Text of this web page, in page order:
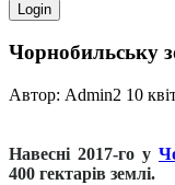
Чорнобильську
Автор: Admin2 10
Навесні 2017-го у
400 гектарів землі.